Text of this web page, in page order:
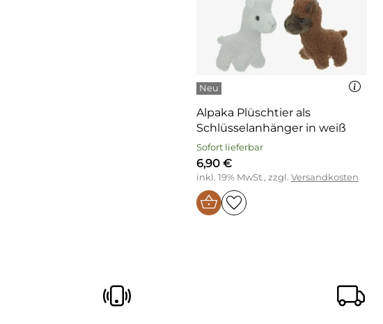
Alpaka Plüschtier als
Schlüsselanhänger in weiß
Sofort lieferbar
6,90 €
inkl. 19% MwSt., zzgl. Versandkosten